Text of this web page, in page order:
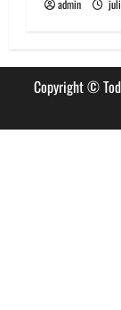
admin
Copyright ©